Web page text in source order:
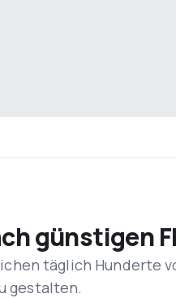
günstigen
täglich Hunderte
gestalten.